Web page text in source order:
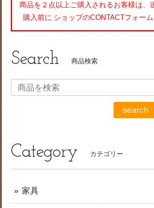
商品を２点以上ご購入されるお客様は、
購入前に ショップのCONTACTフォー
Search 商品検索
search
Category カテゴリー
家具